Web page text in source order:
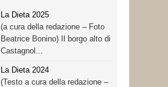
La Dieta 2025
(a cura della redazione – Foto
Beatrice Bonino) Il borgo alto di
Castagnol...
La Dieta 2024
(Testo a cura della redazione –